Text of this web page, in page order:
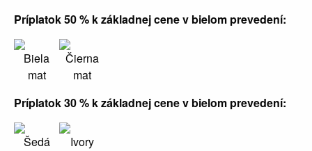
Príplatok 50 % k základnej cene v bielom prevedení:
Biela
mat
Čierna
mat
Príplatok 30 % k základnej cene v bielom prevedení:
Šedá Ivory